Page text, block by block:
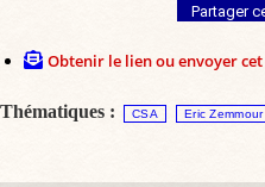
Partager
Obtenir le lien ou envoyer
Thématiques : CSA Eric Zemmour